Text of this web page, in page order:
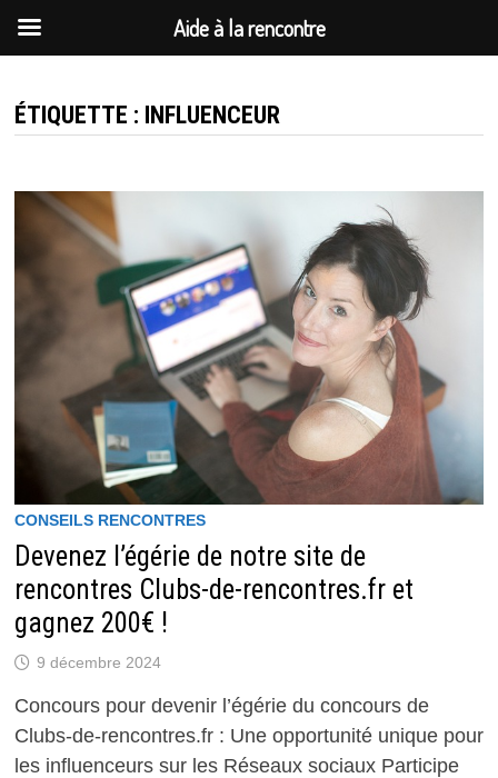
au
contenu
ÉTIQUETTE : INFLUENCEUR
CONSEILS RENCONTRES
Devenez l’égérie de notre site de
rencontres Clubs-de-rencontres.fr et
gagnez 200€ !
9 décembre 2024
Concours pour devenir l’égérie du concours de
Clubs-de-rencontres.fr : Une opportunité unique pour
les influenceurs sur les Réseaux sociaux Participe
Aide à la rencontre